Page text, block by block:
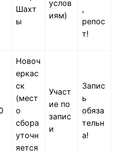
Шахт
ы
услов
иям)
,
репос
т!
Новоч
еркас
ск
(мест
о
сбора
уточн
яется
Участ
ие по
запис
и
Запис
ь
обяза
тельн
а!